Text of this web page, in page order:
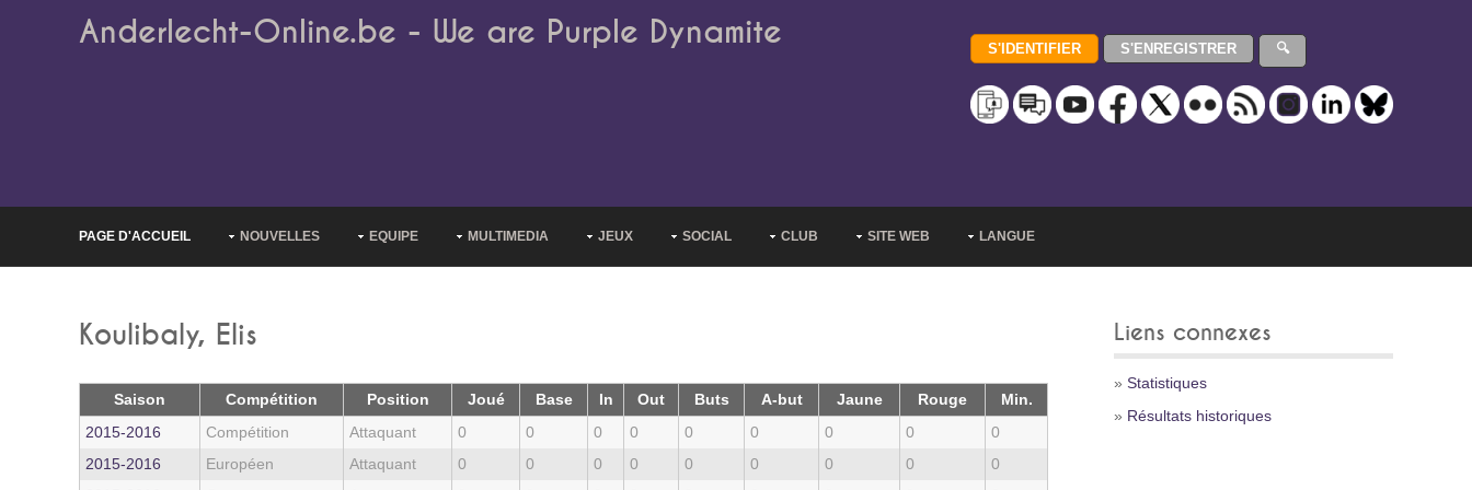
Anderlecht-Online.be - We are Purple Dynamite
PAGE D'ACCUEIL NOUVELLES EQUIPE MULTIMEDIA JEUX SOCIAL CLUB SITE WEB LANGUE
Koulibaly, Elis
Saison Compétition Position Joué Base In Out Buts A-but Jaune Rouge
Min.
2015‑2016
Compétition Attaquant 0 0 0 0 0 0 0 0
0
2015‑2016
Européen Attaquant 0 0 0 0 0 0 0 0
0
Liens connexes
» Statistiques
» Résultats historiques